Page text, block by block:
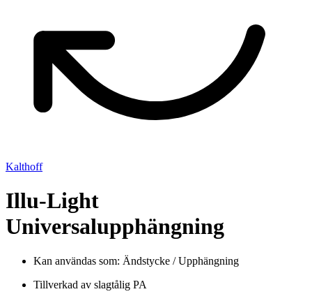
Kalthoff
Illu-Light
Universalupphängning
Kan användas som: Ändstycke / Upphängning
Tillverkad av slagtålig PA